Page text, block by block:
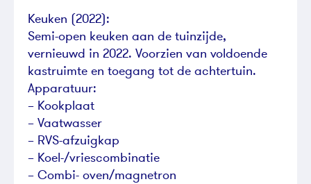
Keuken (2022):
Semi-open keuken aan de tuinzijde,
vernieuwd in 2022. Voorzien van voldoende
kastruimte en toegang tot de achtertuin.
Apparatuur:
– Kookplaat
– Vaatwasser
– RVS-afzuigkap
– Koel-/vriescombinatie
– Combi- oven/magnetron